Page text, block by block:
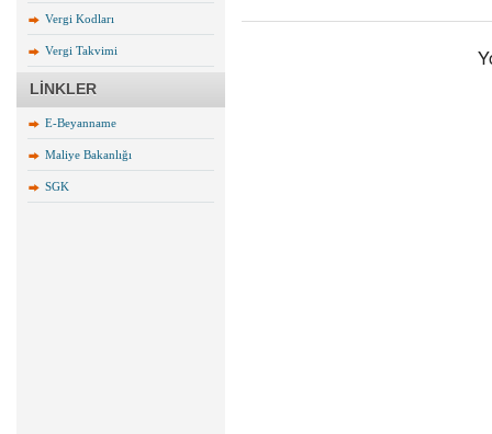
Vergi Kodları
Vergi Takvimi
LİNKLER
E-Beyanname
Maliye Bakanlığı
SGK